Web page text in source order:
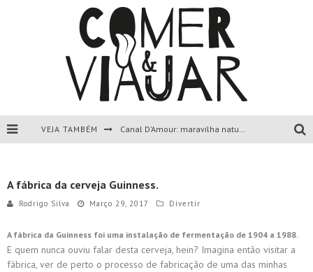
VEJA TAMBÉM
Paleokastritsa, Corfu, Grécia.
A fábrica da cerveja Guinness.
Rodrigo Silva Março 29, 2017 Divertir
A fábrica da Guinness foi uma instalação de fermentação de 1904 a 1988.
E quem nunca ouviu falar desta cerveja, hein? Imagina então visitar a
fábrica, ver de perto o processo de fabricação de uma das minhas